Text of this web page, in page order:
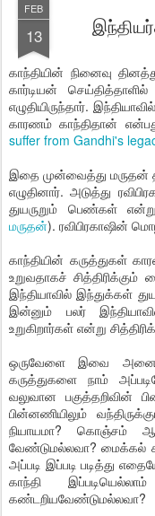
FEB
13
காந்தியின் நினைவு
கார்டியன்
எழுதியிருந்தார்.
காரணம் காந்திதான்
suffer from Gandhi's
இதை முன்வைத்து மருதன்
எழுதினார். அடுத்து
துயருறும் பெண்கள்
மருதன்). ரவிபிரகாஷின்
காந்தியின் கருத்துகள்
உறுவதாகச்
இந்தியாவில் இந்துக்கள்
இன்னும் பலர்
உறுகிறார்கள் என்று
ஒருவேளை இவை
கருத்துகளை நாம்
வலுவான பகுத்தறிவின்
பின்னணியிலும்
நியாயமா? கொஞ்சம்
வேண்டுமல்லவா? மைக்கல்
அப்படி இப்படி படித்து
காந்தி
கண்டறியவேண்டுமல்லவா?